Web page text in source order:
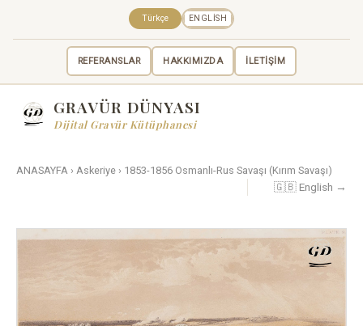
REFERANSLAR HAKKIMIZDA İLETİŞİM
Türkçe ENGLISH
GRAVÜR DÜNYASI
Dijital Gravür Kütüphanesi
ANASAYFA › Askeriye › 1853-1856 Osmanlı-Rus Savaşı (Kırım Savaşı)
🇬🇧 English →